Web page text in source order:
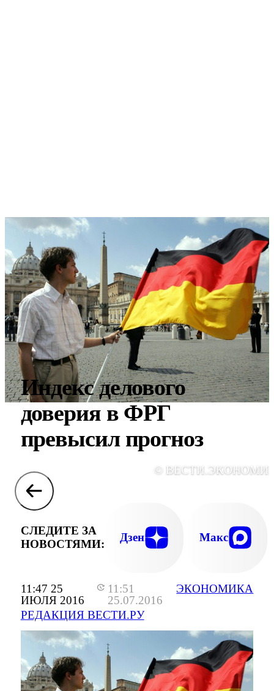
11:47 25
ИЮЛЯ 2016
11:51
25.07.2016
РЕДАКЦИЯ ВЕСТИ.РУ
ЭКОНОМИКА
Индекс делового
доверия в ФРГ
превысил прогноз
©
СЛЕДИТЕ ЗА
НОВОСТЯМИ:
Дзен Макс